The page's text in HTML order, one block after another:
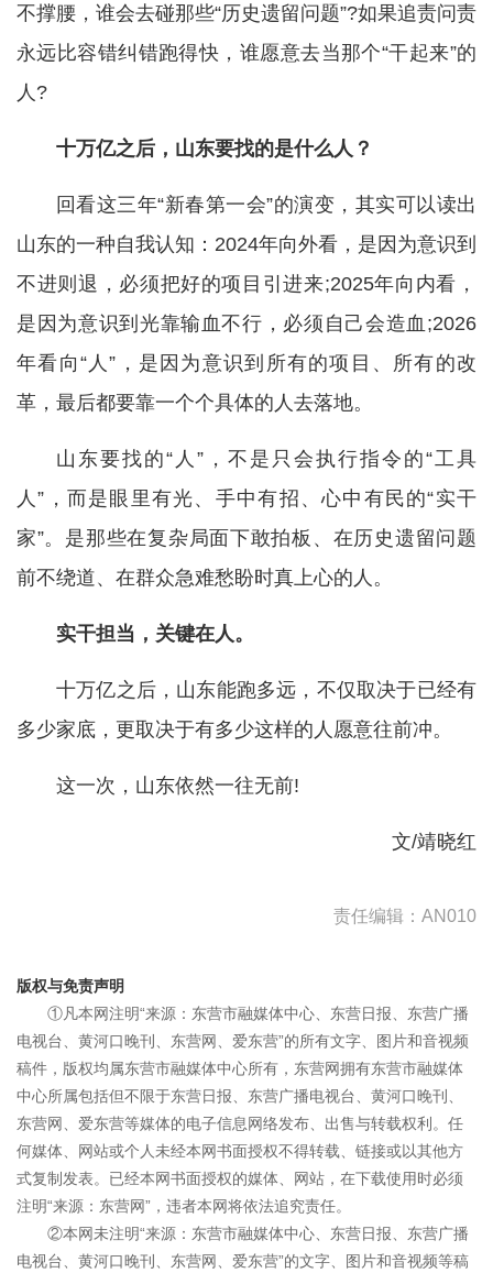
不撑腰，谁会去碰那些“历史遗留问题”?如果追责问责
永远比容错纠错跑得快，谁愿意去当那个“干起来”的
人?
十万亿之后，山东要找的是什么人？
回看这三年“新春第一会”的演变，其实可以读出
山东的一种自我认知：2024年向外看，是因为意识到
不进则退，必须把好的项目引进来;2025年向内看，
是因为意识到光靠输血不行，必须自己会造血;2026
年看向“人”，是因为意识到所有的项目、所有的改
革，最后都要靠一个个具体的人去落地。
山东要找的“人”，不是只会执行指令的“工具
人”，而是眼里有光、手中有招、心中有民的“实干
家”。是那些在复杂局面下敢拍板、在历史遗留问题
前不绕道、在群众急难愁盼时真上心的人。
实干担当，关键在人。
十万亿之后，山东能跑多远，不仅取决于已经有
多少家底，更取决于有多少这样的人愿意往前冲。
这一次，山东依然一往无前!
文/靖晓红
责任编辑：AN010
版权与免责声明
①凡本网注明“来源：东营市融媒体中心、东营日报、东营广播
电视台、黄河口晚刊、东营网、爱东营”的所有文字、图片和音视频
稿件，版权均属东营市融媒体中心所有，东营网拥有东营市融媒体
中心所属包括但不限于东营日报、东营广播电视台、黄河口晚刊、
东营网、爱东营等媒体的电子信息网络发布、出售与转载权利。任
何媒体、网站或个人未经本网书面授权不得转载、链接或以其他方
式复制发表。已经本网书面授权的媒体、网站，在下载使用时必须
注明“来源：东营网”，违者本网将依法追究责任。
②本网未注明“来源：东营市融媒体中心、东营日报、东营广播
电视台、黄河口晚刊、东营网、爱东营”的文字、图片和音视频等稿